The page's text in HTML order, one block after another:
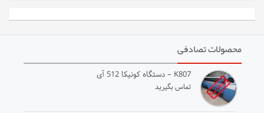
محصولات تصادفی
K807 – دستگاه کونیکا 512 آی
تماس بگیرید